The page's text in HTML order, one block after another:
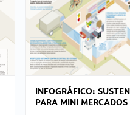
INFOGRÁFICO:
PARA MINI MERCADOS